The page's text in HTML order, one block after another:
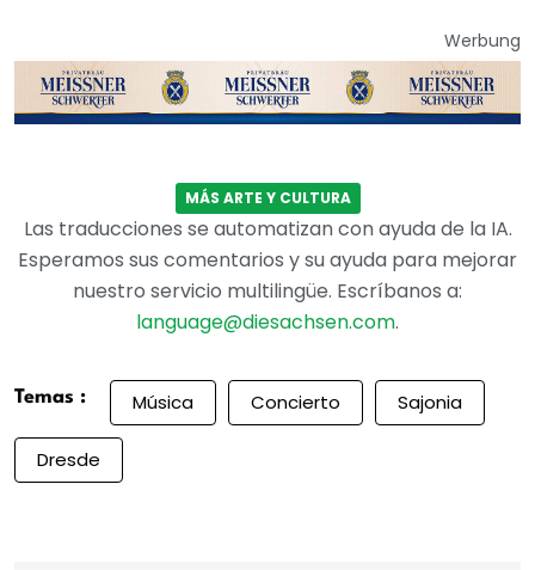
Werbung
MÁS ARTE Y CULTURA
Las traducciones se automatizan con ayuda de la IA.
Esperamos sus comentarios y su ayuda para mejorar
nuestro servicio multilingüe. Escríbanos a:
language@diesachsen.com.
Temas : Música Concierto Sajonia
Dresde